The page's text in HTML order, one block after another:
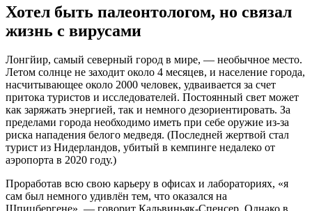
Хотел быть палеонтологом, но связал
жизнь с вирусами
Лонгйир, самый северный город в мире, — необычное место.
Летом солнце не заходит около 4 месяцев, и население города,
насчитывающее около 2000 человек, удваивается за счет
притока туристов и исследователей. Постоянный свет может
как заряжать энергией, так и немного дезориентировать. За
пределами города необходимо иметь при себе оружие из-за
риска нападения белого медведя. (Последней жертвой стал
турист из Нидерландов, убитый в кемпинге недалеко от
аэропорта в 2020 году.)
Проработав всю свою карьеру в офисах и лабораториях, «я
сам был немного удивлён тем, что оказался на